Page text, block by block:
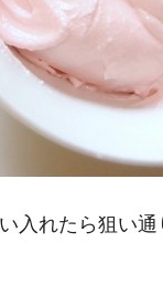
入れたら狙い